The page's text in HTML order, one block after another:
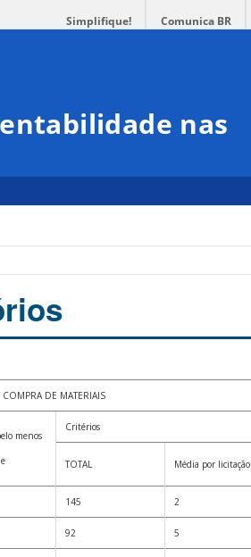
Simplifique! Comunica BR
nas
COMPRA DE MATERIAIS
menos
Critérios
TOTAL Média por licitação
145 2
92 5